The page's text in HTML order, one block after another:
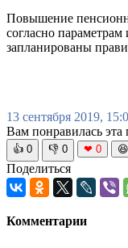
Повышение
согласно
запланированы
13 сентября 2019,
Вам понравилась эта
👍 0 👎 0 ❤ 0 😆
Поделиться
Комментарии